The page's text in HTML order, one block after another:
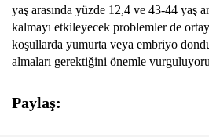
yaş arasında yüzde 12,4 ve 43-44 yaş
kalmayı etkileyecek problemler de
koşullarda yumurta veya embriyo
almaları gerektiğini önemle
Paylaş: